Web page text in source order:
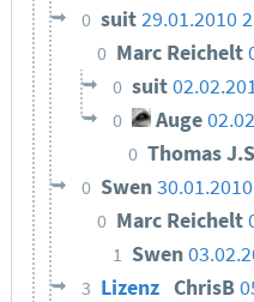
0 suit29.01.2010
0 Marc Reichelt
0 suit
0 Auge
0 Thomas
0 Swen
0 Marc Reichelt
1 Swen
3 Lizenz ChrisB